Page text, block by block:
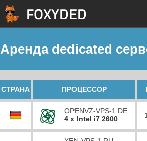
Аренда dedicated
СТРАНА ПРОЦЕССОР
OPENVZ-VPS-1 DE
4 x Intel i7 2600